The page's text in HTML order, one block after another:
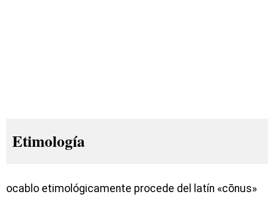
Etimología
ocablo etimológicamente procede del latín «cōnus»